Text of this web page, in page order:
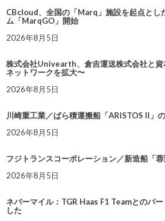
CBcloud、全国の「Marq」施設を起点とし
ム「MarqGO」開始
2026年8月5日
株式会社Univearth、倉吉運送株式会社と
ネットワークを拡大〜
2026年8月5日
川崎重工業／ばら積運搬船「ARISTOS II」
2026年8月5日
フジトランスコーポレーション／新造船「
2026年8月5日
ネバーマイル：TGR Haas F1 Teamとのパ
した